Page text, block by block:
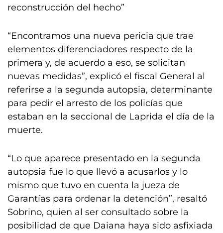
reconstrucción del hecho”
“Encontramos una nueva pericia que trae
elementos diferenciadores respecto de la
primera y, de acuerdo a eso, se solicitan
nuevas medidas”, explicó el fiscal General al
referirse a la segunda autopsia, determinante
para pedir el arresto de los policías que
estaban en la seccional de Laprida el día de la
muerte.
“Lo que aparece presentado en la segunda
autopsia fue lo que llevó a acusarlos y lo
mismo que tuvo en cuenta la jueza de
Garantías para ordenar la detención”, resaltó
Sobrino, quien al ser consultado sobre la
posibilidad de que Daiana haya sido asfixiada